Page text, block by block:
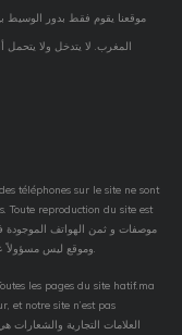
المغرب. لا يتدخل ولا يتحمل
téléphones sur le site ne sont
Toute reproduction du site est
les pages du site hatif.ma
et notre site n’est pas